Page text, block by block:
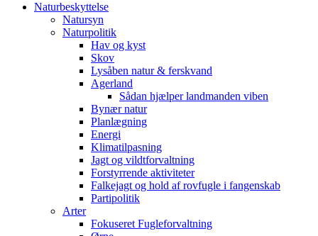
Naturbeskyttelse
Natursyn
Naturpolitik
Hav og kyst
Skov
Lysåben natur & ferskvand
Agerland
Sådan hjælper landmanden viben
Bynær natur
Planlægning
Energi
Klimatilpasning
Jagt og vildtforvaltning
Forstyrrende aktiviteter
Falkejagt og hold af rovfugle i fangenskab
Partipolitik
Arter
Fokuseret Fugleforvaltning